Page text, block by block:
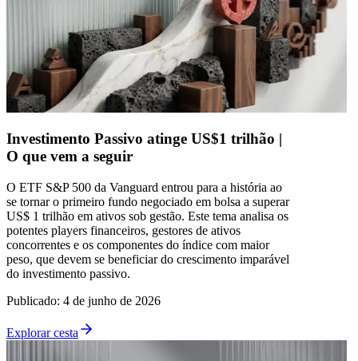
Investimento Passivo atinge US$1 trilhão |
O que vem a seguir
O ETF S&P 500 da Vanguard entrou para a história ao
se tornar o primeiro fundo negociado em bolsa a superar
US$ 1 trilhão em ativos sob gestão. Este tema analisa os
potentes players financeiros, gestores de ativos
concorrentes e os componentes do índice com maior
peso, que devem se beneficiar do crescimento imparável
do investimento passivo.
Publicado: 4 de junho de 2026
Explorar cesta